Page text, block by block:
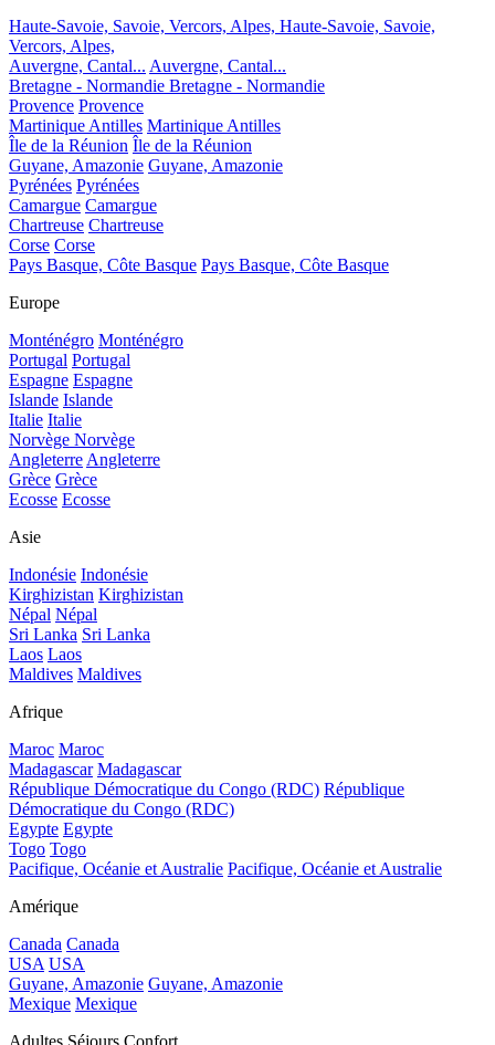
Haute-Savoie, Savoie, Vercors, Alpes, Haute-Savoie, Savoie,
Vercors, Alpes,
Auvergne, Cantal... Auvergne, Cantal...
Bretagne - Normandie Bretagne - Normandie
Provence Provence
Martinique Antilles Martinique Antilles
Île de la Réunion Île de la Réunion
Guyane, Amazonie Guyane, Amazonie
Pyrénées Pyrénées
Camargue Camargue
Chartreuse Chartreuse
Corse Corse
Pays Basque, Côte Basque Pays Basque, Côte Basque
Europe
Monténégro Monténégro
Portugal Portugal
Espagne Espagne
Islande Islande
Italie Italie
Norvège Norvège
AngleterreAngleterre
Grèce Grèce
Ecosse Ecosse
Asie
Indonésie Indonésie
Kirghizistan Kirghizistan
Népal Népal
Sri Lanka Sri Lanka
Laos Laos
Maldives Maldives
Afrique
Maroc Maroc
Madagascar Madagascar
République Démocratique du Congo (RDC) République
Démocratique du Congo (RDC)
Egypte Egypte
Togo Togo
Pacifique, Océanie et Australie Pacifique, Océanie et Australie
Amérique
Canada Canada
USA USA
Guyane, Amazonie Guyane, Amazonie
Mexique Mexique